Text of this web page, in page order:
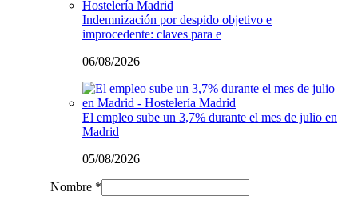
Indemnización por despido objetivo e
improcedente: claves para e
06/08/2026
El empleo sube un 3,7% durante el mes de julio en
Madrid
05/08/2026
Nombre *